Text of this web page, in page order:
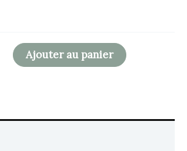
Ajouter au panier